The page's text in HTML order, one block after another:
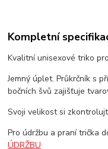
Kompletní
Kvalitní unisexové triko
Jemný úplet. Průkrčník s
bočních švů zajišťuje
Svoji velikost si
Pro údržbu a praní trička
ÚDRŽBU